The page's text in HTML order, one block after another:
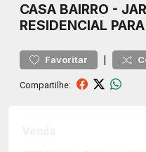
CASA BAIRRO -
RESIDENCIAL
Favoritar |
Compartilhe: